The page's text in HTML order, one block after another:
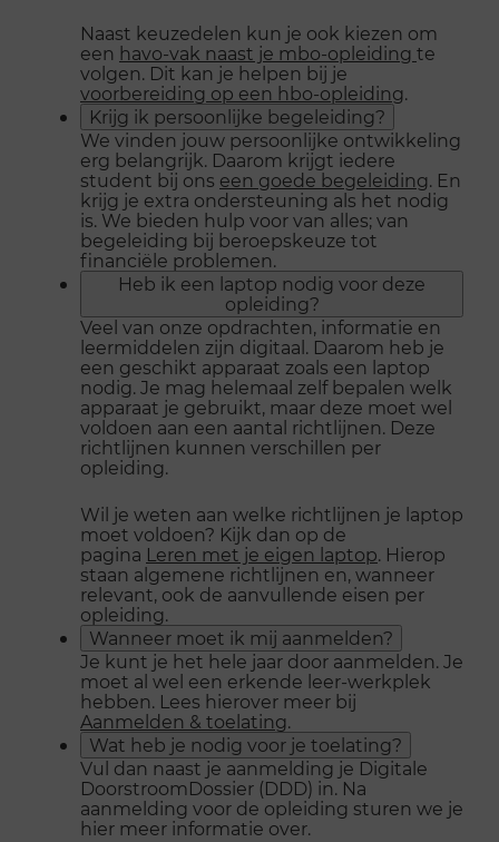
Naast keuzedelen kun je ook kiezen om
een havo-vak naast je mbo-opleiding te
volgen. Dit kan je helpen bij je
voorbereiding op een hbo-opleiding.
Krijg ik persoonlijke begeleiding?
We vinden jouw persoonlijke ontwikkeling
erg belangrijk. Daarom krijgt iedere
student bij ons een goede begeleiding. En
krijg je extra ondersteuning als het nodig
is. We bieden hulp voor van alles; van
begeleiding bij beroepskeuze tot
financiële problemen.
Heb ik een laptop nodig voor deze
opleiding?
Veel van onze opdrachten, informatie en
leermiddelen zijn digitaal. Daarom heb je
een geschikt apparaat zoals een laptop
nodig. Je mag helemaal zelf bepalen welk
apparaat je gebruikt, maar deze moet wel
voldoen aan een aantal richtlijnen. Deze
richtlijnen kunnen verschillen per
opleiding.
Wil je weten aan welke richtlijnen je laptop
moet voldoen? Kijk dan op de
pagina Leren met je eigen laptop. Hierop
staan algemene richtlijnen en, wanneer
relevant, ook de aanvullende eisen per
opleiding.
Wanneer moet ik mij aanmelden?
Je kunt je het hele jaar door aanmelden. Je
moet al wel een erkende leer-werkplek
hebben. Lees hierover meer bij
Aanmelden & toelating.
Wat heb je nodig voor je toelating?
Vul dan naast je aanmelding je Digitale
DoorstroomDossier (DDD) in. Na
aanmelding voor de opleiding sturen we je
hier meer informatie over.